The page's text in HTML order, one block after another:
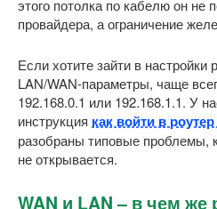
этого потолка по кабелю он не
провайдера, а ограничение
Если хотите зайти в настройки
LAN/WAN-параметры, чаще
192.168.0.1 или 192.168.1.1. У
инструкция как войти в
разобраны типовые проблемы,
не открывается.
WAN и LAN – в чем же